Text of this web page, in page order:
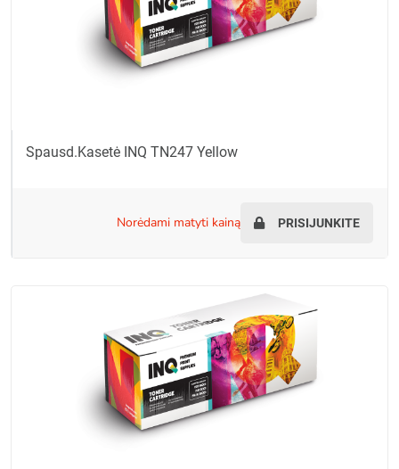
Spausd.kasetė INQ TN247 Yellow
norėdami matyti kainą PRISIJUNKITE